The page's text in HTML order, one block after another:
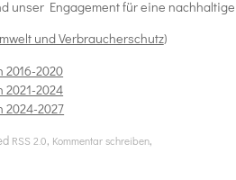
unser Engagement für eine
und Verbraucherschutz)
2020
2024
2024-2027
RSS 2.0, Kommentar schreiben,